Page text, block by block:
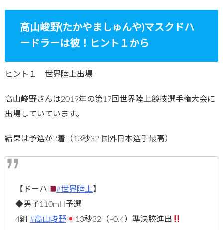
高山峻野(たかやましゅんや)マスクドハ
ードラーは彼！ヒント１から
ヒント１ 世界陸上出場
高山峻野さんは2019年の第17回世界陸上競技選手権大会に
出場していています。
結果は予選が2着（13秒32 国外日本選手最高）
【ドーハ #世界陸上 】
◆男子110mH予選
4組 #高山峻野 13秒32（+0.4）準決勝進出